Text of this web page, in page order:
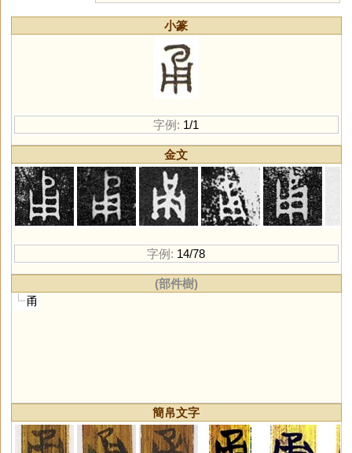
小篆
字例: 1/1
金文
字例: 14/78
(部件樹)
甬
簡帛文字